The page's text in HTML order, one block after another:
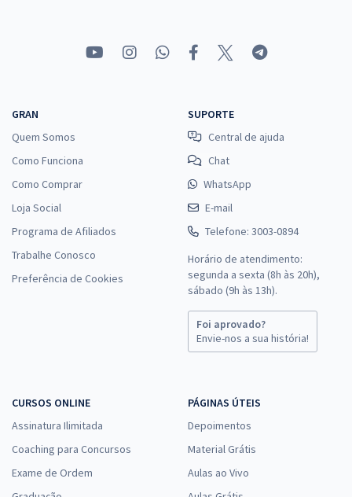
GRAN
Quem Somos
Como Funciona
Como Comprar
Loja Social
Programa de Afiliados
Trabalhe Conosco
Preferência de Cookies
SUPORTE
Central de ajuda
Chat
WhatsApp
E-mail
Telefone: 3003-0894
Horário de atendimento:
segunda a sexta (8h às 20h),
sábado (9h às 13h).
Foi aprovado?
Envie-nos a sua história!
CURSOS ONLINE
Assinatura Ilimitada
Coaching para Concursos
Exame de Ordem
PÁGINAS ÚTEIS
Depoimentos
Material Grátis
Aulas ao Vivo